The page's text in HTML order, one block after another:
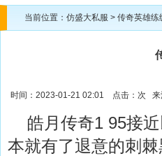
当前位置： 仿盛大私服 > 传奇英雄练
时间：2023-01-21 02:01 点击： 次 来
皓月传奇1 95接近
本就有了退意的刺